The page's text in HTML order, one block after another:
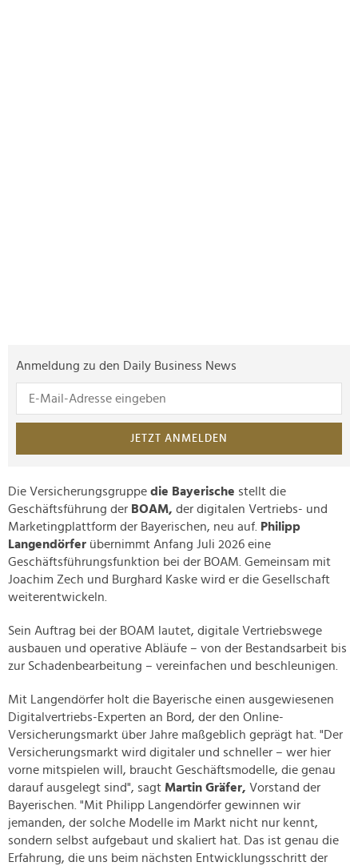
Anmeldung zu den Daily Business News
JETZT ANMELDEN
Die Versicherungsgruppe die Bayerische stellt die
Geschäftsführung der BOAM, der digitalen Vertriebs- und
Marketingplattform der Bayerischen, neu auf.
Philipp
Langendörfer übernimmt Anfang Juli 2026 eine
Geschäftsführungsfunktion bei der BOAM. Gemeinsam mit
Joachim Zech und Burghard Kaske wird er die Gesellschaft
weiterentwickeln.
Sein Auftrag bei der BOAM lautet, digitale Vertriebswege
ausbauen und operative Abläufe – von der Bestandsarbeit bis
zur Schadenbearbeitung – vereinfachen und beschleunigen.
Mit Langendörfer holt die Bayerische einen ausgewiesenen
Digitalvertriebs-Experten an Bord, der den Online-
Versicherungsmarkt über Jahre maßgeblich geprägt hat. "Der
Versicherungsmarkt wird digitaler und schneller – wer hier
vorne mitspielen will, braucht Geschäftsmodelle, die genau
darauf ausgelegt sind", sagt Martin Gräfer, Vorstand der
Bayerischen. "Mit Philipp Langendörfer gewinnen wir
jemanden, der solche Modelle im Markt nicht nur kennt,
sondern selbst aufgebaut und skaliert hat. Das ist genau die
Erfahrung, die uns beim nächsten Entwicklungsschritt der